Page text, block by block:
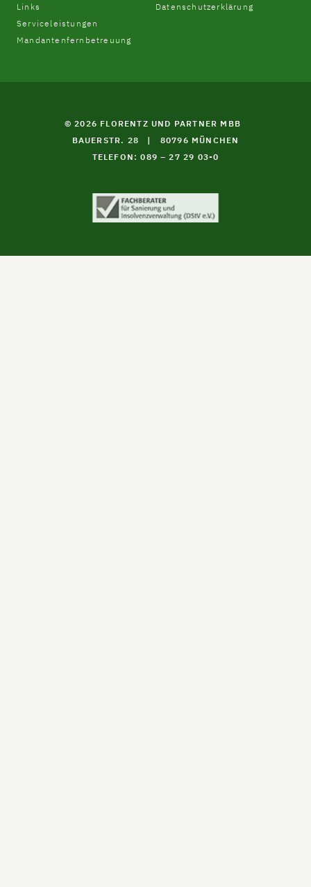
Links
Serviceleistungen
Mandantenfernbetreuung
Datenschutzerklärung
© 2026 FLORENTZ UND PARTNER MBB
BAUERSTR. 28
|
80796 MÜNCHEN
TELEFON: 089 – 27 29 03-0